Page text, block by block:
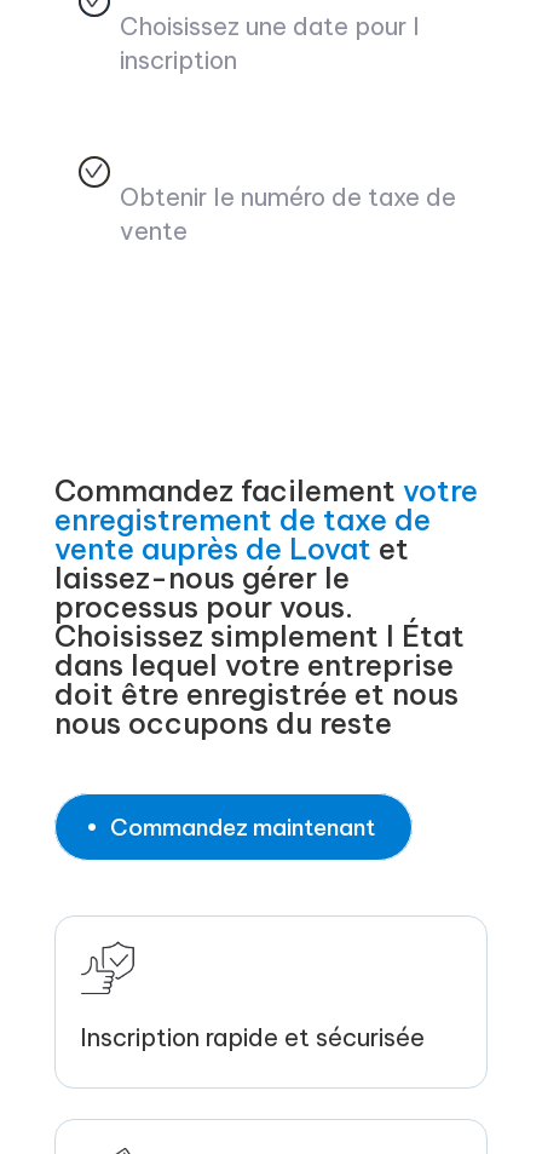
Choisissez une date pour l
inscription
Obtenir le numéro de taxe de
vente
Commandez facilement votre
enregistrement de taxe de
vente auprès de Lovat et
laissez-nous gérer le
processus pour vous.
Choisissez simplement l État
dans lequel votre entreprise
doit être enregistrée et nous
nous occupons du reste
Commandez maintenant
Inscription rapide et sécurisée